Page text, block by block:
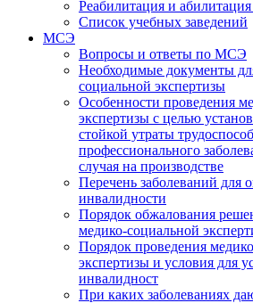
Реабилитация и
Список учебных заведений
МСЭ
Вопросы и ответы по МСЭ
Необходимые документы
социальной экспертизы
Особенности проведения
экспертизы с целью
стойкой утраты
профессионального
случая на производстве
Перечень заболеваний для
инвалидности
Порядок обжалования
медико-социальной
Порядок проведения
экспертизы и условия для
инвалидност
При каких заболеваниях